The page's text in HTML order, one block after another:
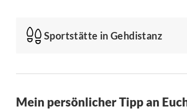
Sportstätte in Gehdistanz
Mein persönlicher Tipp an